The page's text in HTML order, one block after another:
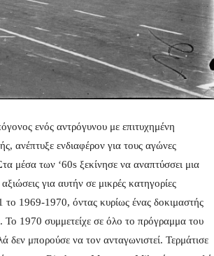
ενός αντρόγυνου με επιτυχημένη
ανέπτυξε ενδιαφέρον για τους αγώνες
μέσα των ‘60s ξεκίνησε να αναπτύσσει μια
για αυτήν σε μικρές κατηγορίες
1969-1970, όντας κυρίως ένας δοκιμαστής
Το 1970 συμμετείχε σε όλο το πρόγραμμα του
μπορούσε να τον ανταγωνιστεί. Τερμάτισε